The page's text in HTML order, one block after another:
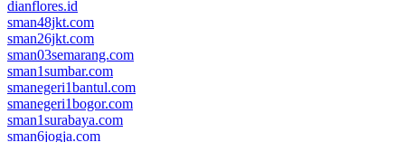
dianflores.id
sman48jkt.com
sman26jkt.com
sman03semarang.com
sman1sumbar.com
smanegeri1bantul.com
smanegeri1bogor.com
sman1surabaya.com
sman6jogja.com